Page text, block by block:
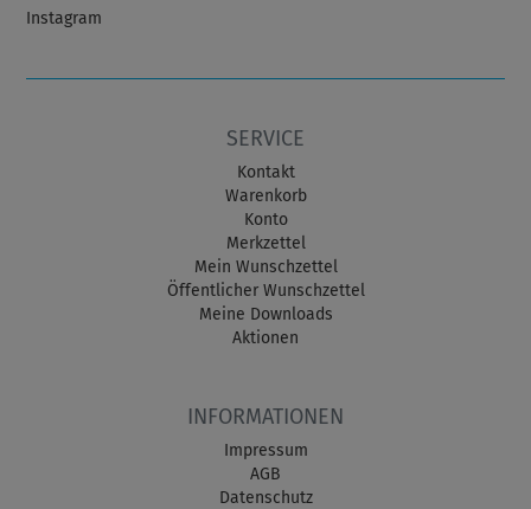
Instagram
SERVICE
Kontakt
Warenkorb
Konto
Merkzettel
Mein Wunschzettel
Öffentlicher Wunschzettel
Meine Downloads
Aktionen
INFORMATIONEN
Impressum
AGB
Datenschutz